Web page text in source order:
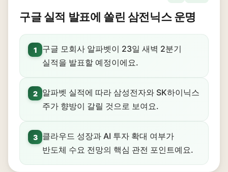
구글 실적 발표에 쏠린 삼전닉스 운명
1
구글 모회사 알파벳이 23일 새벽 2분기
실적을 발표할 예정이에요.
2
알파벳 실적에 따라 삼성전자와 SK하이닉스
주가 향방이 갈릴 것으로 보여요.
3
클라우드 성장과 AI 투자 확대 여부가
반도체 수요 전망의 핵심 관전 포인트예요.